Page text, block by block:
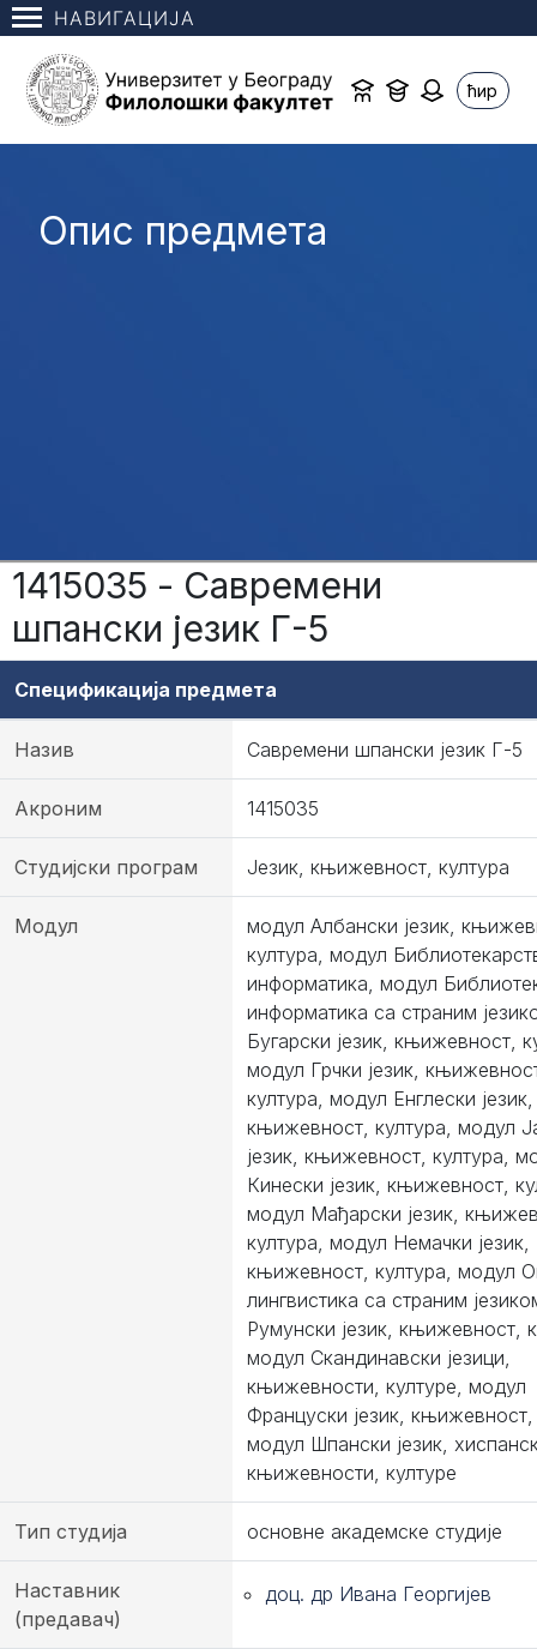
НАВИГАЦИЈА
ћир
Опис предмета
1415035 - Савремени
шпански језик Г-5
Спецификација предмета
Назив Савремени шпански језик Г-5
Акроним 1415035
Студијски програм Језик, књижевност, култура
Модул
модул Албански језик,
култура, модул
информатика, модул
информатика са страним
Бугарски језик, књижевност,
модул Грчки језик,
култура, модул Енглески језик,
књижевност, култура, модул
језик, књижевност, култура,
Кинески језик, књижевност,
модул Мађарски језик,
култура, модул Немачки језик,
књижевност, култура, модул
лингвистика са страним
Румунски језик, књижевност,
модул Скандинавски језици,
књижевности, културе, модул
Француски језик, књижевност,
модул Шпански језик,
књижевности, културе
Тип студија основне академске студије
Наставник
(предавач)
доц. др Ивана Георгијев